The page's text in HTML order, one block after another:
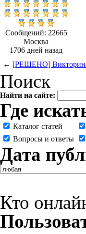
Сообщений: 22665
Москва
1706 дней назад
← [РЕШЕНО]
Поиск
Найти на сайте:
Где
Каталог статей
Вопросы и ответы
Дата
Кто